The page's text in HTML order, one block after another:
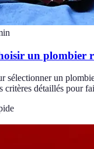
un plombier
sélectionner un
critères détaillés pour